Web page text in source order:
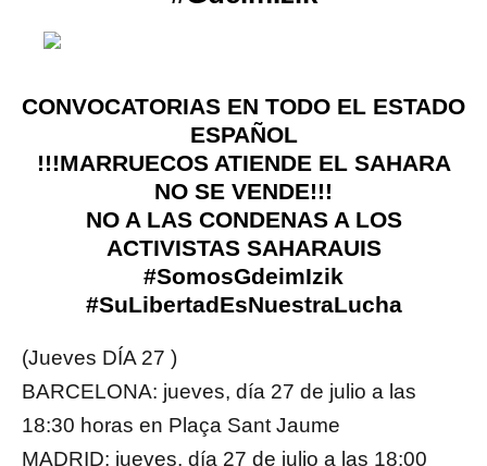
CONVOCATORIAS EN TODO EL ESTADO
ESPAÑOL
!!!MARRUECOS ATIENDE EL SAHARA
NO SE VENDE!!!
NO A LAS CONDENAS A LOS
ACTIVISTAS SAHARAUIS
#SomosGdeimIzik
#SuLibertadEsNuestraLucha
(Jueves DÍA 27 )
BARCELONA: jueves, día 27 de julio a las
18:30 horas en Plaça Sant Jaume
MADRID: jueves, día 27 de julio a las 18:00